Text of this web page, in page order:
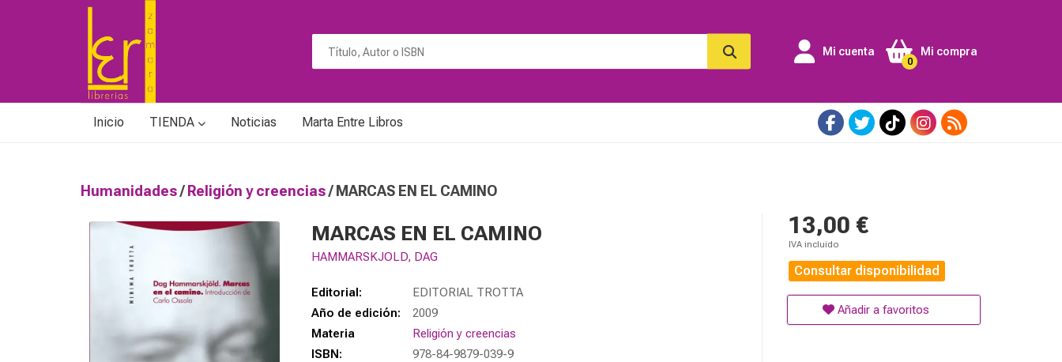
Mi cuenta Mi compra
0
Inicio TIENDA Noticias Marta Entre Libros
Humanidades/ Religión y creencias/ MARCAS EN EL CAMINO
MARCAS EN EL CAMINO
HAMMARSKJOLD, DAG
Editorial:
EDITORIAL TROTTA
Año de edición:
2009
Materia
Religión y creencias
ISBN:
978-84-9879-039-9
13,00 €
IVA incluido
Consultar disponibilidad
Añadir a favoritos